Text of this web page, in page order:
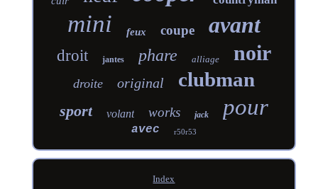
mini feux coupe avant
droit jantes phare alliage noir
droite original clubman
sport volant works jack pour
avec r50r53
Index